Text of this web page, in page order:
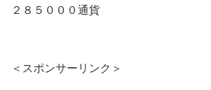
２８５０００通貨
＜スポンサーリンク＞